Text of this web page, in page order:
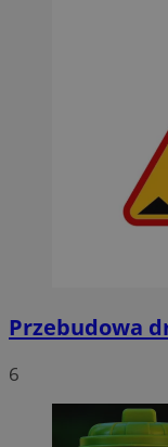
Przebudowa
6